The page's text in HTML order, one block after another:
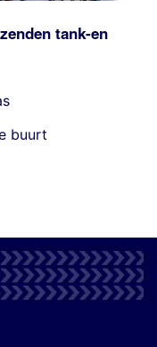
tank-en
buurt